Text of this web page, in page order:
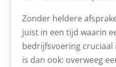
Zonder heldere
juist in een tijd waarin
bedrijfsvoering cruciaal
is dan ook: overweeg